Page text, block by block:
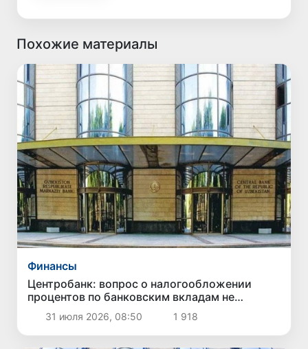
Похожие материалы
Финансы
Центробанк: вопрос о налогообложении
процентов по банковским вкладам не
является официальной инициативой
31 июля 2026, 08:50 1 918